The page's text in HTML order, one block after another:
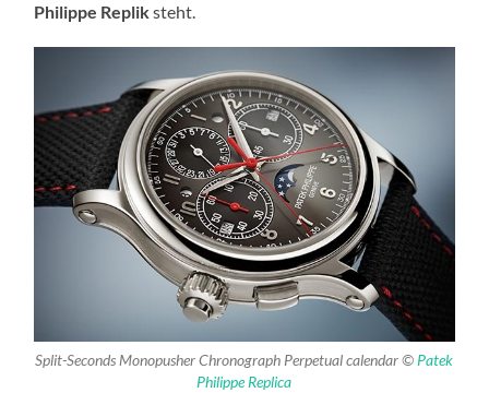
Philippe Repliksteht.
Split-Seconds Monopusher Chronograph Perpetual calendar © Patek
Philippe Replica